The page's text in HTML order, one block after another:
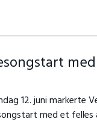
12. juni markerte
med et felles